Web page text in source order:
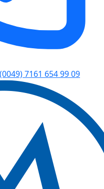
(0049) 7161 654 99 09